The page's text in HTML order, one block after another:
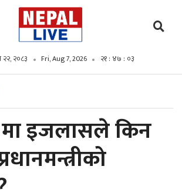
२२, २०८३ Fri, Aug 7, 2026 २१ : ४७ : ०४
मा इजलासले किन